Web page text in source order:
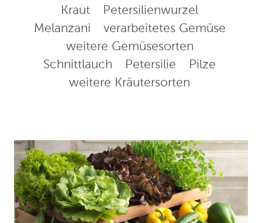
Kraut
Petersilienwurzel
Melanzani
verarbeitetes Gemüse
weitere Gemüsesorten
Schnittlauch
Petersilie
Pilze
weitere Kräutersorten